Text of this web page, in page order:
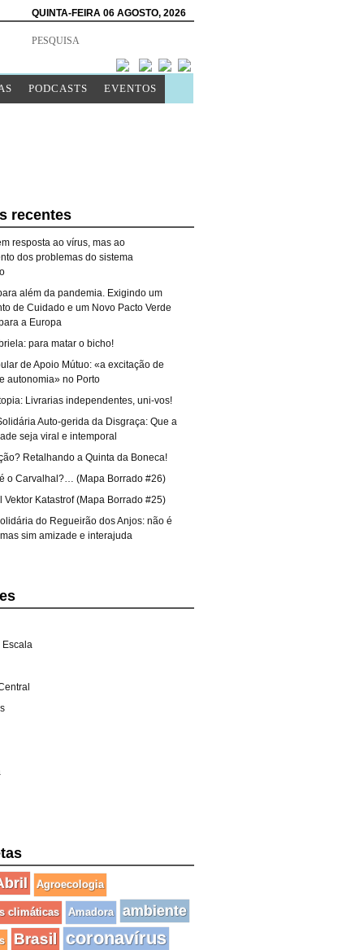
QUINTA-FEIRA 06 AGOSTO, 2026
PODCASTS EVENTOS
recentes
resposta ao vírus, mas ao
dos problemas do sistema
além da pandemia. Exigindo um
de Cuidado e um Novo Pacto Verde
a Europa
para matar o bicho!
de Apoio Mútuo: «a excitação de
autonomia» no Porto
Livrarias independentes, uni-vos!
Auto-gerida da Disgraça: Que a
seja viral e intemporal
Retalhando a Quinta da Boneca!
o Carvalhal?… (Mapa Borrado #26)
Vektor Katastrof (Mapa Borrado #25)
do Regueirão dos Anjos: não é
sim amizade e interajuda
Escala
Agroecologia
climáticas Amadora ambiente
Brasil coronavírus